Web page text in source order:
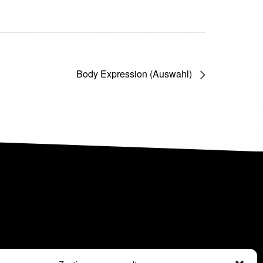
Body Expression (Auswahl)